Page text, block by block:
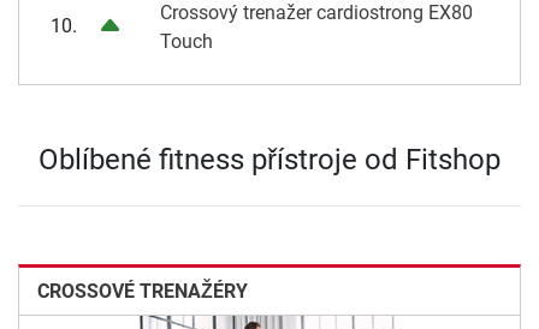
10.
Crossový trenažer cardiostrong EX80
Touch
Oblíbené fitness přístroje od Fitshop
CROSSOVÉ TRENAŽÉRY